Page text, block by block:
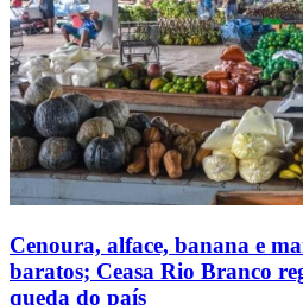
Cenoura, alface, banana e
baratos; Ceasa Rio Branco
queda do país